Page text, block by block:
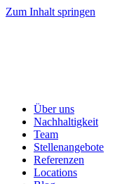
Zum Inhalt springen
Über uns
Nachhaltigkeit
Team
Stellenangebote
Referenzen
Locations